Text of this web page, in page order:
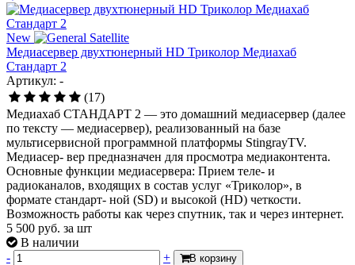
New
Медиасервер двухтюнерный HD Триколор Медиахаб
Стандарт 2
Артикул: -
(17)
Медиахаб СТАНДАРТ 2 — это домашний медиасервер (далее
по тексту — медиасервер), реализованный на базе
мультисервисной программной платформы StingrayTV.
Медиасер- вер предназначен для просмотра медиаконтента.
Основные функции медиасервера: Прием теле- и
радиоканалов, входящих в состав услуг «Триколор», в
формате стандарт- ной (SD) и высокой (HD) четкости.
Возможность работы как через спутник, так и через интернет.
5 500 руб. за шт
В наличии
-
+ В корзину